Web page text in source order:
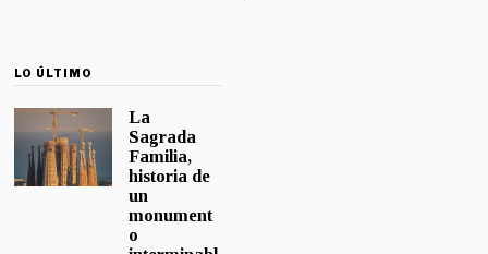
LO ÚLTIMO
La
Sagrada
Familia,
historia de
un
monument
o